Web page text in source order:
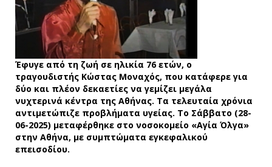
Έφυγε από τη ζωή σε ηλικία 76 ετών, ο
τραγουδιστής Κώστας Μοναχός, που κατάφερε για
δύο και πλέον δεκαετίες να γεμίζει μεγάλα
νυχτερινά κέντρα της Αθήνας. Τα τελευταία χρόνια
αντιμετώπιζε προβλήματα υγείας. Το Σάββατο (28-
06-2025) μεταφέρθηκε στο νοσοκομείο «Αγία Όλγα»
στην Αθήνα, με συμπτώματα εγκεφαλικού
επεισοδίου.